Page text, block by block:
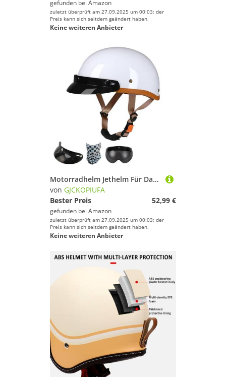
gefunden bei Amazon
zuletzt überprüft am 27.09.2025 um 00:03; der
Preis kann sich seitdem geändert haben.
Keine weiteren Anbieter
Motorradhelm Jethelm Für Damen Und Herren, Retro-Jethelme Halbhelme Mit Visier, Rollerhelm Sturzhelm ECE 22.06 Zertifiziert G,M/(54~56cm)
von GJCKOPIUFA
Bester Preis
52,99 €
gefunden bei Amazon
zuletzt überprüft am 27.09.2025 um 00:03; der
Preis kann sich seitdem geändert haben.
Keine weiteren Anbieter